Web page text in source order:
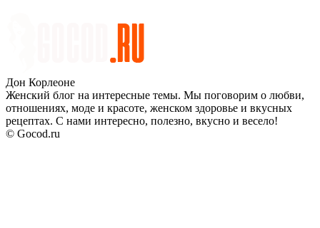
Дон Корлеоне
Женский блог на интересные темы. Мы поговорим о любви,
отношениях, моде и красоте, женском здоровье и вкусных
рецептах. С нами интересно, полезно, вкусно и весело!
© Gocod.ru